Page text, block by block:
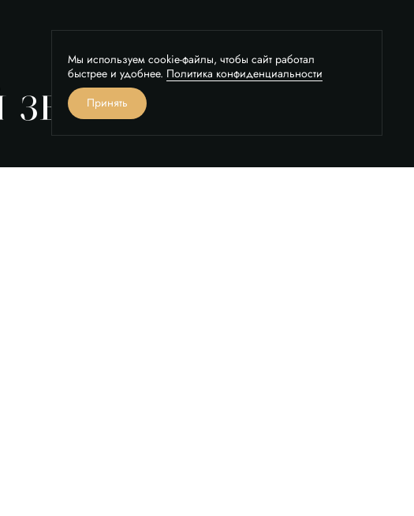
Мы используем cookie-файлы, чтобы сайт работал
быстрее и удобнее. Политика конфиденциальности
Принять